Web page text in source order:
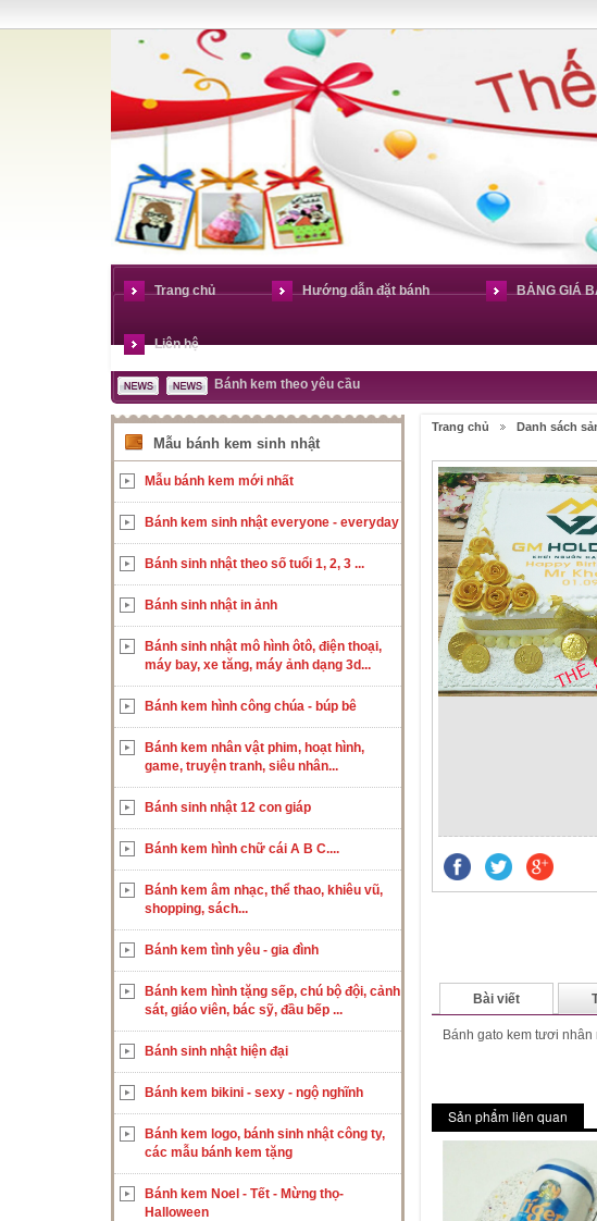
Trang chủ Hướng dẫn đặt bánh BẢNG GIÁ
Liên hệ
Bánh kem theo yêu cầu
Trang chủ Danh sách
Bài viết
Bánh gato kem tươi nhân
Sản phẩm liên quan
Mẫu bánh kem sinh nhật
Mẫu bánh kem mới nhất
Bánh kem sinh nhật everyone - everyday
Bánh sinh nhật theo số tuổi 1, 2, 3 ...
Bánh sinh nhật in ảnh
Bánh sinh nhật mô hình ôtô, điện thoại,
máy bay, xe tăng, máy ảnh dạng 3d...
Bánh kem hình công chúa - búp bê
Bánh kem nhân vật phim, hoạt hình,
game, truyện tranh, siêu nhân...
Bánh sinh nhật 12 con giáp
Bánh kem hình chữ cái A B C....
Bánh kem âm nhạc, thể thao, khiêu vũ,
shopping, sách...
Bánh kem tình yêu - gia đình
Bánh kem hình tặng sếp, chú bộ đội, cảnh
sát, giáo viên, bác sỹ, đầu bếp ...
Bánh sinh nhật hiện đại
Bánh kem bikini - sexy - ngộ nghĩnh
Bánh kem logo, bánh sinh nhật công ty,
các mẫu bánh kem tặng
Bánh kem Noel - Tết - Mừng thọ-
Halloween